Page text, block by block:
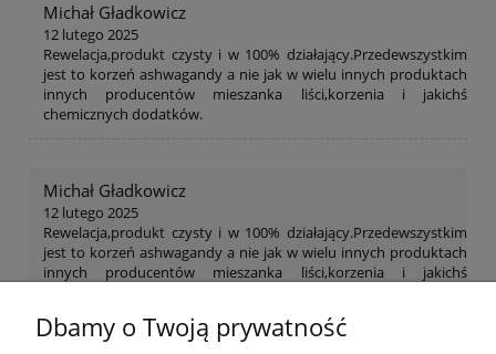
Michał Gładkowicz
12 lutego 2025
Rewelacja,produkt czysty i w 100% działający.Przedewszystkim
jest to korzeń ashwagandy a nie jak w wielu innych produktach
innych producentów mieszanka liści,korzenia i jakichś
chemicznych dodatków.
Michał Gładkowicz
12 lutego 2025
Rewelacja,produkt czysty i w 100% działający.Przedewszystkim
jest to korzeń ashwagandy a nie jak w wielu innych produktach
innych producentów mieszanka liści,korzenia i jakichś
Dbamy o Twoją prywatność